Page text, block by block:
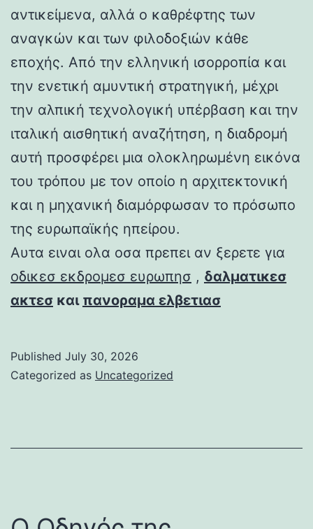
αντικείμενα, αλλά ο καθρέφτης των
αναγκών και των φιλοδοξιών κάθε
εποχής. Από την ελληνική ισορροπία και
την ενετική αμυντική στρατηγική, μέχρι
την αλπική τεχνολογική υπέρβαση και την
ιταλική αισθητική αναζήτηση, η διαδρομή
αυτή προσφέρει μια ολοκληρωμένη εικόνα
του τρόπου με τον οποίο η αρχιτεκτονική
και η μηχανική διαμόρφωσαν το πρόσωπο
της ευρωπαϊκής ηπείρου.
Αυτα ειναι ολα οσα πρεπει αν ξερετε για
οδικεσ εκδρομεσ ευρωπησ , δαλματικεσ
ακτεσ και πανοραμα ελβετιασ
Published July 30, 2026
Categorized as Uncategorized